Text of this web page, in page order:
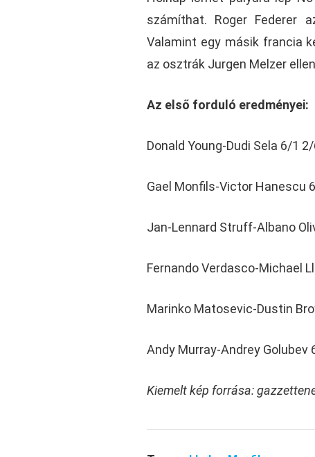
számíthat. Roger Federer
Valamint egy másik francia
az osztrák Jurgen Melzer
Az első forduló eredményei:
Donald Young-Dudi Sela 6/1
Gael Monfils-Victor Hanescu
Jan-Lennard Struff-Albano
Fernando Verdasco-Michael
Marinko Matosevic-Dustin
Andy Murray-Andrey Golubev
Kiemelt kép forrása: